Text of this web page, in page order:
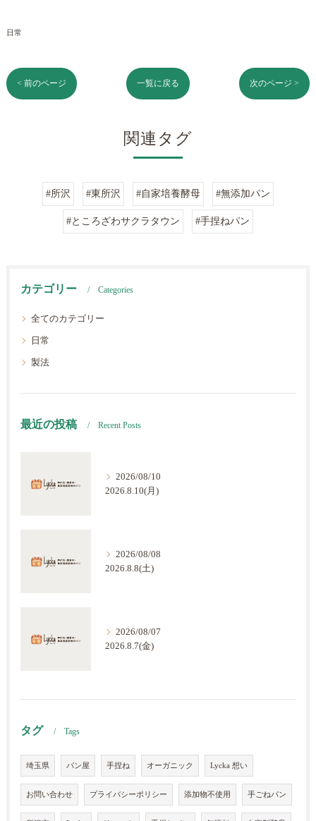
日常
< 前のページ 一覧に戻る 次のページ >
関連タグ
#所沢 #東所沢 #自家培養酵母 #無添加パン
#ところざわサクラタウン #手捏ねパン
カテゴリー Categories
全てのカテゴリー
日常
製法
最近の投稿 Recent Posts
2026/08/10
2026.8.10(月)
2026/08/08
2026.8.8(土)
2026/08/07
2026.8.7(金)
タグ Tags
埼玉県 パン屋 手捏ね オーガニック Lycka 想い
お問い合わせ プライバシーポリシー 添加物不使用 手ごねパン